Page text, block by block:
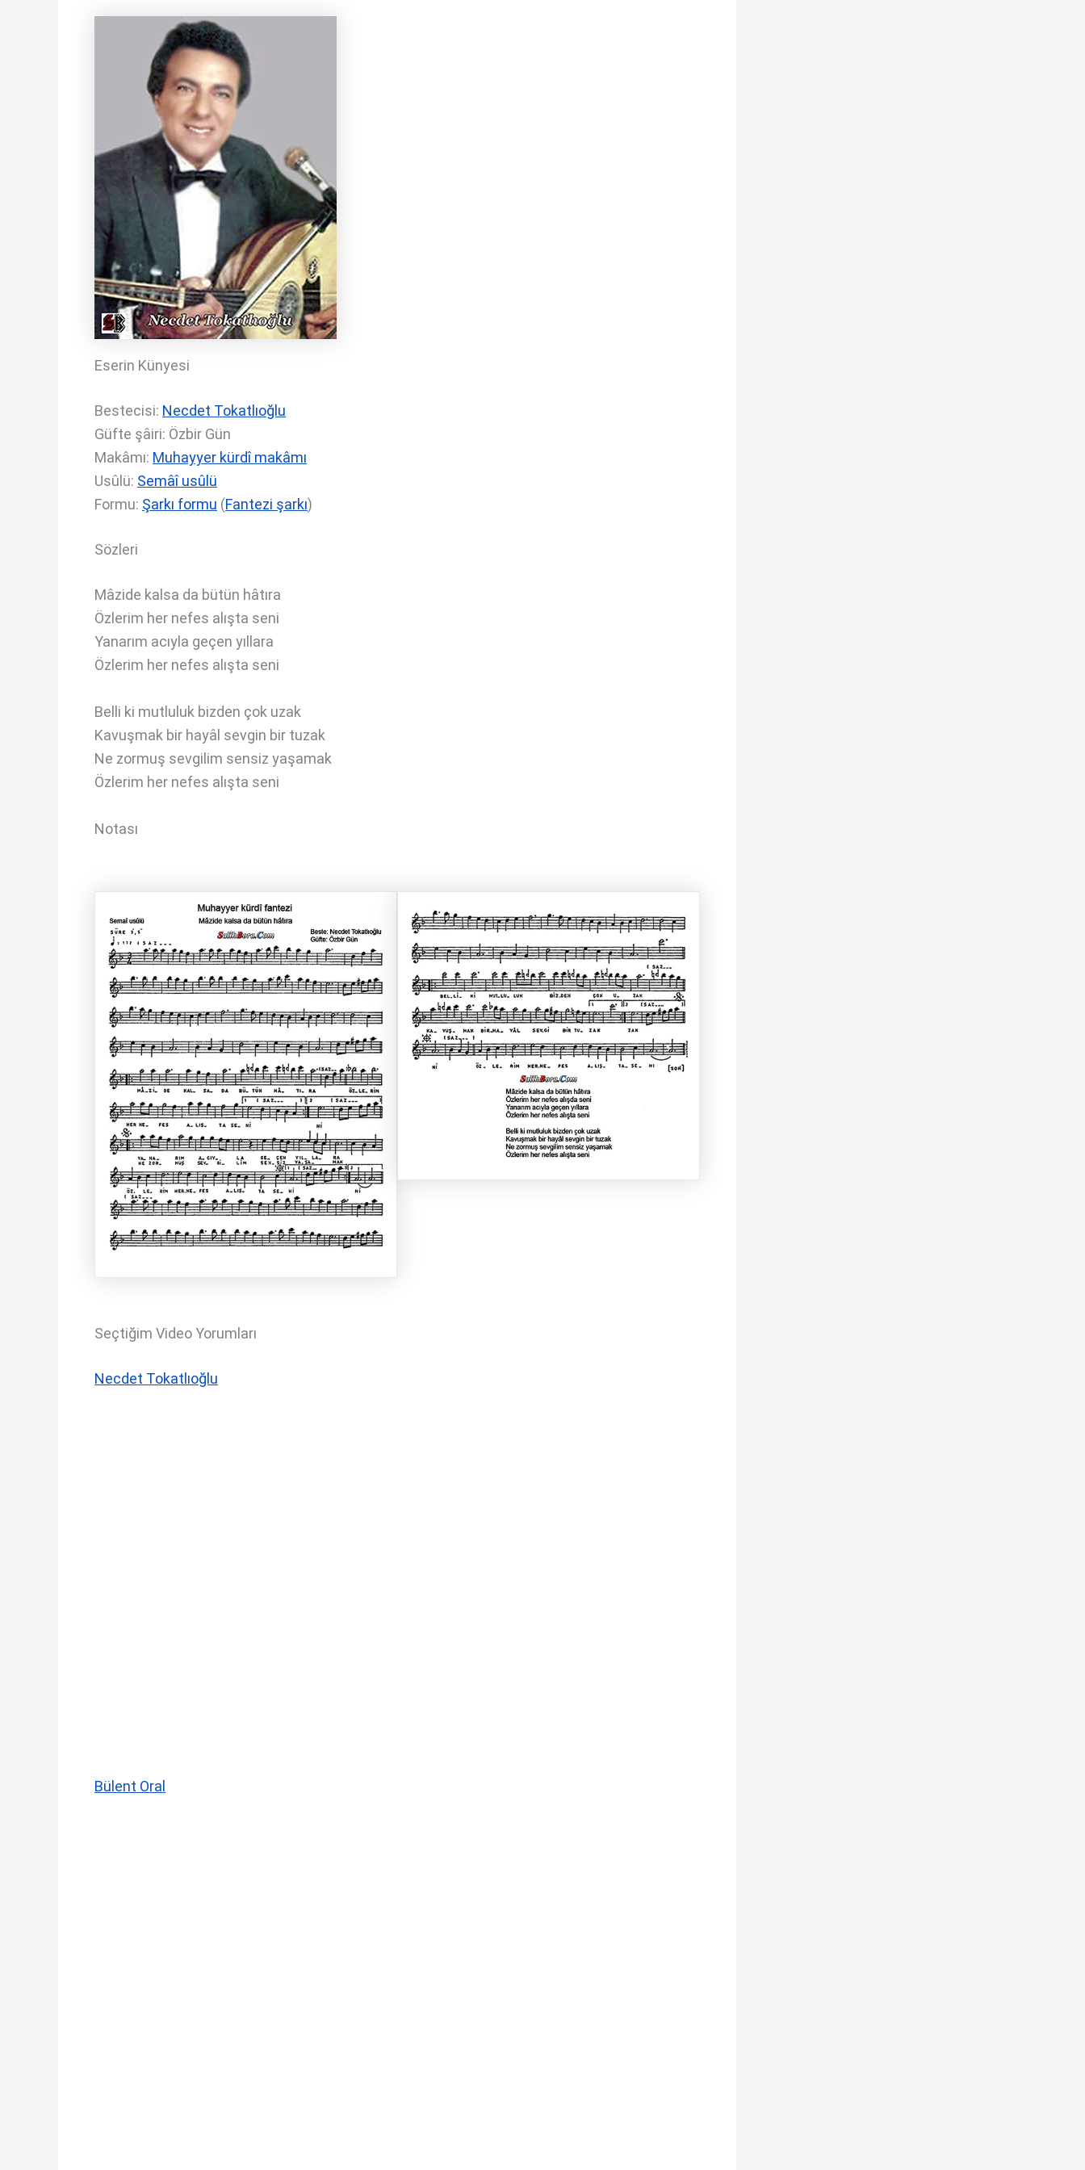
Eserin Künyesi
Bestecisi: Necdet Tokatlıoğlu
Güfte şâiri: Özbir Gün
Makâmı: Muhayyer kürdî makâmı
Usûlü: Semâî usûlü
Formu: Şarkı formu (Fantezi şarkı)
Sözleri
Mâzide kalsa da bütün hâtıra
Özlerim her nefes alışta seni
Yanarım acıyla geçen yıllara
Özlerim her nefes alışta seni
Belli ki mutluluk bizden çok uzak
Kavuşmak bir hayâl sevgin bir tuzak
Ne zormuş sevgilim sensiz yaşamak
Özlerim her nefes alışta seni
Notası
Seçtiğim Video Yorumları
Necdet Tokatlıoğlu
Bülent Oral